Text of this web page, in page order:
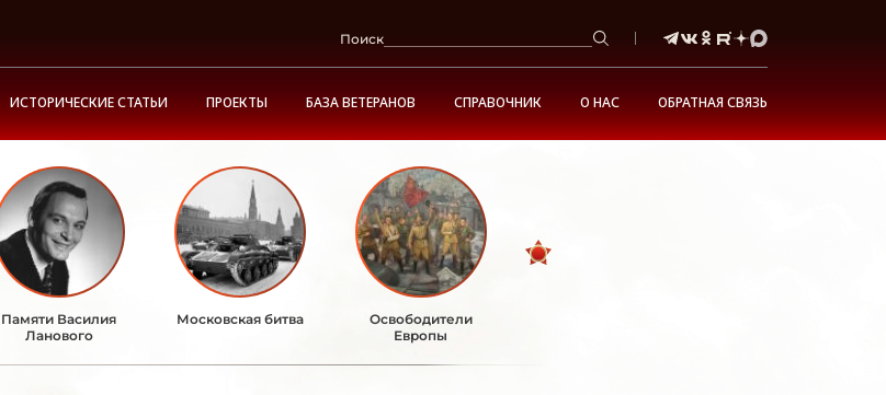
Поиск
ИСТОРИЧЕСКИЕ СТАТЬИ ПРОЕКТЫ БАЗА ВЕТЕРАНОВ СПРАВОЧНИК О НАС ОБРАТНАЯ СВЯЗЬ
Памяти Василия
Ланового
Московская битва
Освободители
Европы